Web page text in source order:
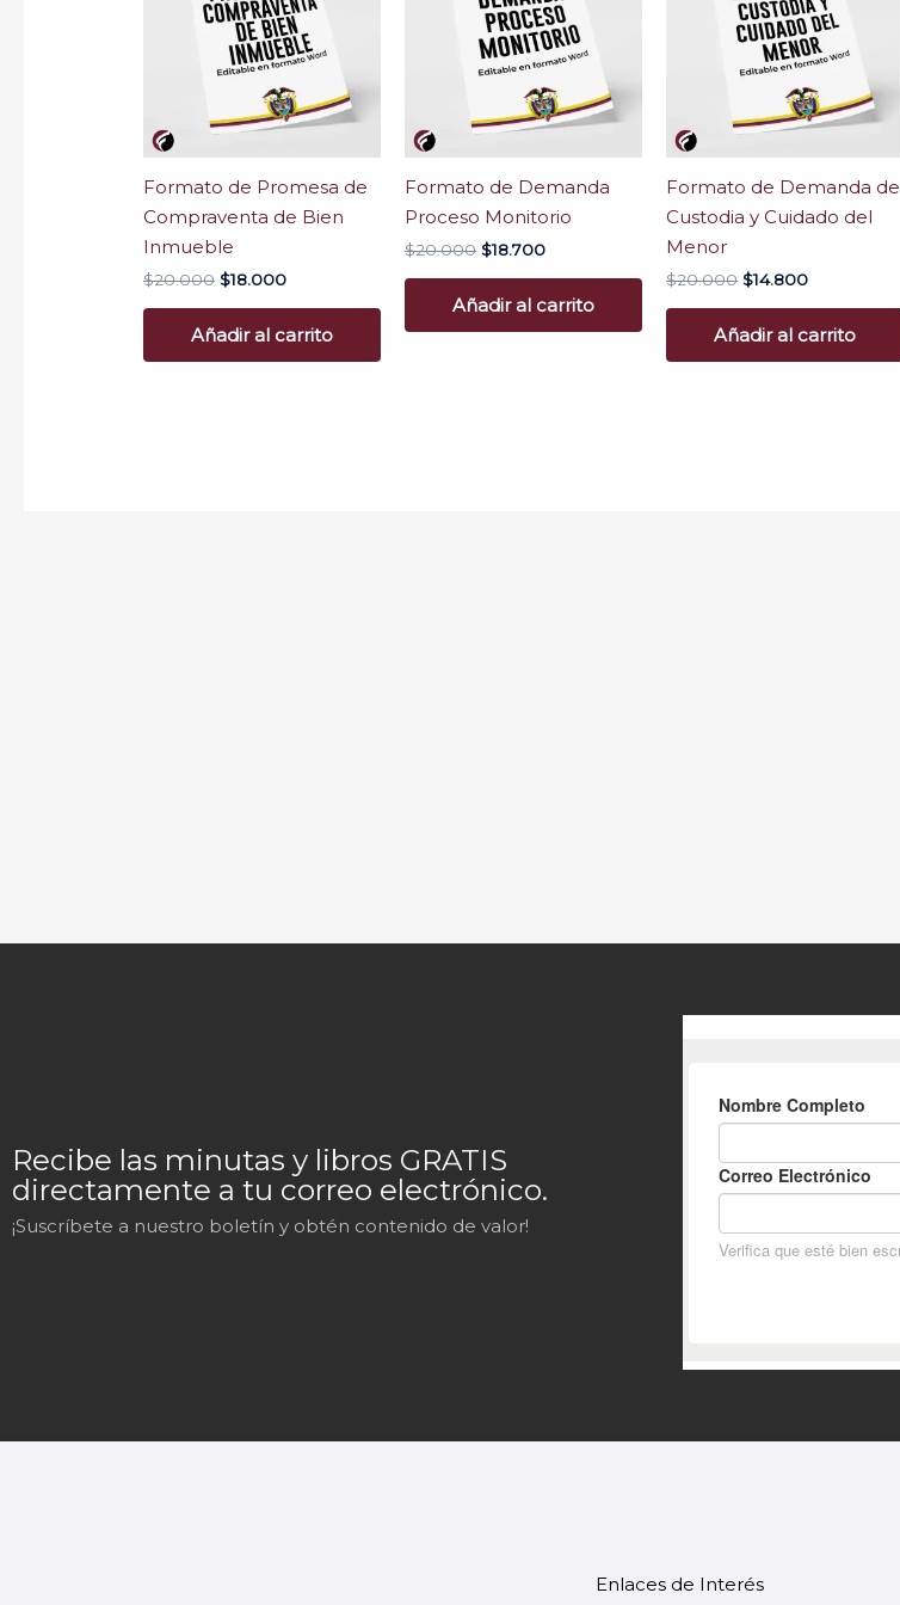
Formato de Promesa de
Compraventa de Bien
Inmueble
$20.000
$20.000.
$18.000
$18.000.
Añadir al carrito
Formato de Demanda
Proceso Monitorio
$20.000
$20.000.
$18.700
$18.700.
Añadir al carrito
Formato de Demanda de
Custodia y Cuidado del
Menor
$20.000
$20.000.
$14.800
$14.800.
Añadir al carrito
Recibe las minutas y libros GRATIS
directamente a tu correo electrónico.
¡Suscríbete a nuestro boletín y obtén contenido de valor!
Enlaces de Interés
¿En qué puedo ayudarte hoy?